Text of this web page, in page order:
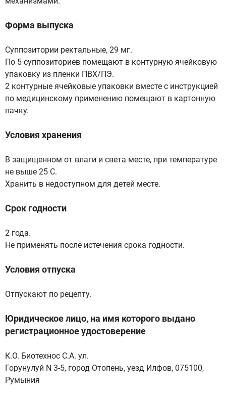
Форма выпуска
Суппозитории ректальные, 29 мг.
По 5 суппозиториев помещают в контурную ячейковую
упаковку из пленки ПВХ/ПЭ.
2 контурные ячейковые упаковки вместе с инструкцией
по медицинскому применению помещают в картонную
пачку.
Условия хранения
В защищенном от влаги и света месте, при температуре
не выше 25 С.
Хранить в недоступном для детей месте.
Срок годности
2 года.
Не применять после истечения срока годности.
Условия отпуска
Отпускают по рецепту.
Юридическое лицо, на имя которого выдано
регистрационное удостоверение
К.О. Биотехнос С.А. ул.
Горунулуй N 3-5, город Отопень, уезд Илфов, 075100,
Румыния